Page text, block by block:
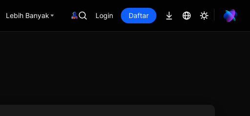
Lebih Banyak Login Daftar